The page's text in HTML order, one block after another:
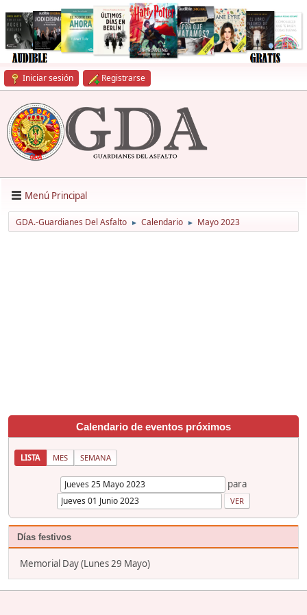
Iniciar sesión Registrarse
Menú Principal
GDA.-Guardianes Del Asfalto ► Calendario ► Mayo 2023
Calendario de eventos próximos
LISTA MES SEMANA
para
Días festivos
Memorial Day (Lunes 29 Mayo)